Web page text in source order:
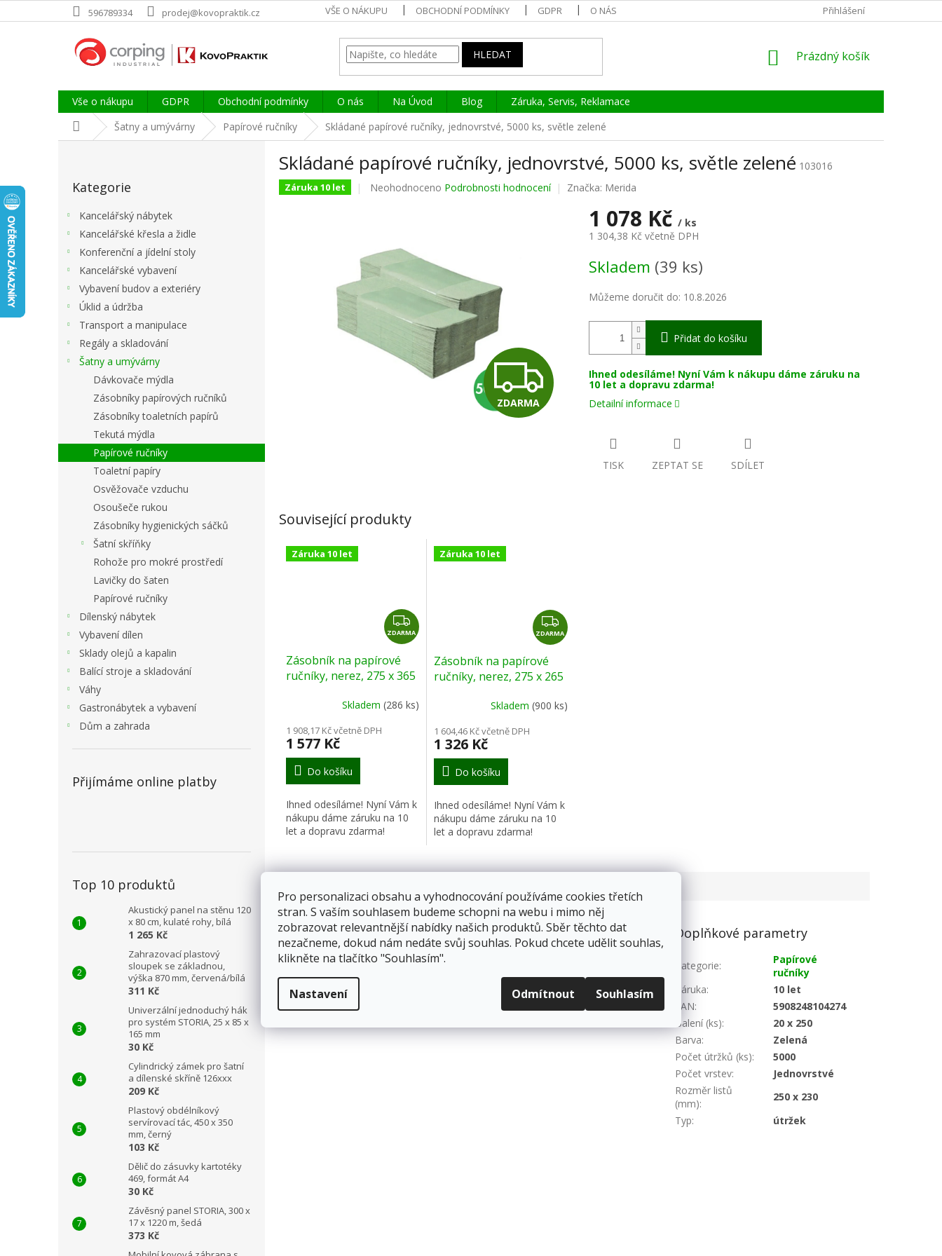
Pro personalizaci obsahu a vyhodnocování používáme cookies třetích
stran. S vaším souhlasem budeme schopni na webu i mimo něj
zobrazovat relevantnější nabídky našich produktů. Sběr těchto dat
nezačneme, dokud nám nedáte svůj souhlas. Pokud chcete udělit souhlas,
klikněte na tlačítko "Souhlasím".
Nastavení Odmítnout Souhlasím
na
596789334 prodej@kovopraktik.cz VŠE O NÁKUPU OBCHODNÍ PODMÍNKY GDPR O NÁS ZÁRUKA, SERVIS, REKLAMACEPřihlášení
HLEDAT
NÁKUPNÍ
Prázdný košík
Vše o nákupu GDPR Obchodní podmínky O nás Na Úvod Blog
Záruka, Servis, Reklamace
Domů Šatny a umývárny Papírové ručníky Skládané papírové ručníky, jednovrstvé, 5000 ks, světle zelené
kategorie
Kategorie
Kancelářský nábytek
Kancelářské křesla a židle
Konferenční a jídelní stoly
Kancelářské vybavení
Vybavení budov a exteriéry
Úklid a údržba
Transport a manipulace
Regály a skladování
Šatny a umývárny
Dávkovače mýdla
Zásobníky papírových ručníků
Zásobníky toaletních papírů
Tekutá mýdla
Papírové ručníky
Toaletní papíry
Osvěžovače vzduchu
Osoušeče rukou
Zásobníky hygienických sáčků
Šatní skříňky
Rohože pro mokré prostředí
Lavičky do šaten
Papírové ručníky
Dílenský nábytek
Vybavení dílen
Sklady olejů a kapalin
Balící stroje a skladování
Váhy
Gastronábytek a vybavení
Dům a zahrada
Přijímáme online platby
Top 10 produktů
Akustický panel na stěnu 120
x 80 cm, kulaté rohy, bílá
1 265 Kč
Zahrazovací plastový
sloupek se základnou,
výška 870 mm, červená/bílá
311 Kč
Univerzální jednoduchý hák
pro systém STORIA, 25 x 85 x
165 mm
30 Kč
Cylindrický zámek pro šatní
a dílenské skříně 126xxx
209 Kč
Plastový obdélníkový
servírovací tác, 450 x 350
mm, černý
103 Kč
Dělič do zásuvky kartotéky
469, formát A4
30 Kč
Závěsný panel STORIA, 300 x
17 x 1220 m, šedá
373 Kč
Skládané papírové ručníky, jednovrstvé, 5000 ks, světle zelené 103016
Záruka 10 let
Průměrné
z
5
hvězdiček.
Neohodnoceno Podrobnosti hodnocení Značka: Merida
Z
D
A
ZDARMA
1 078 Kč / ks
1 304,38 Kč včetně DPH
cena:
Skladem (39 ks)
Můžeme doručit do: 10.8.2026
Přidat do košíku
Ihned odesíláme! Nyní Vám k nákupu dáme záruku na
10 let a dopravu zdarma!
Detailní informace
TISK ZEPTAT SE SDÍLET
Související produkty
Záruka 10 let
Z
D
R
A
ZDARMA
Zásobník na papírové
ručníky, nerez, 275 x 365
Skladem (286 ks)
1 908,17 Kč včetně DPH
1 577 Kč
Do košíku
Ihned odesíláme! Nyní Vám k
nákupu dáme záruku na 10
let a dopravu zdarma!
Záruka 10 let
Z
D
R
A
ZDARMA
Zásobník na papírové
ručníky, nerez, 275 x 265
Skladem (900 ks)
1 604,46 Kč včetně DPH
1 326 Kč
Do košíku
Ihned odesíláme! Nyní Vám k
nákupu dáme záruku na 10
let a dopravu zdarma!
Detailní popis produktu
vymačkávané, Z sklad
Doplňkové parametry
Kategorie:
Papírové
ručníky
Záruka:
10 let
EAN:
5908248104274
Balení (ks):
20 x 250
Barva:
Zelená
Počet útržků (ks):
5000
Počet vrstev:
Jednovrstvé
Rozměr listů
(mm):
250 x 230
Typ: útržek